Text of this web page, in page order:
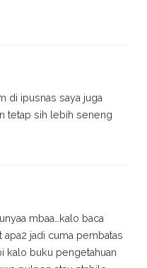
di ipusnas saya juga
tetap sih lebih seneng
mbaa…kalo baca
jadi cuma pembatas
kalo buku pengetahuan